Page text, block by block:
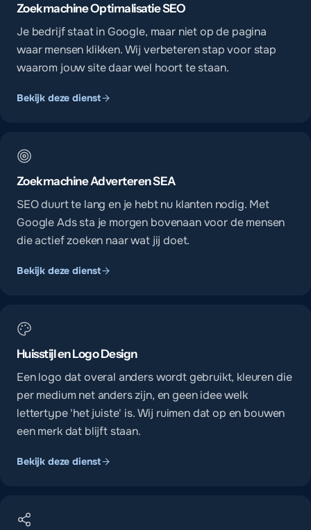
Zoekmachine Optimalisatie SEO
Je bedrijf staat in Google, maar niet op de pagina
waar mensen klikken. Wij verbeteren stap voor stap
waarom jouw site daar wel hoort te staan.
Bekijk deze dienst
Zoekmachine Adverteren SEA
SEO duurt te lang en je hebt nu klanten nodig. Met
Google Ads sta je morgen bovenaan voor de mensen
die actief zoeken naar wat jij doet.
Bekijk deze dienst
Huisstijl en Logo Design
Een logo dat overal anders wordt gebruikt, kleuren die
per medium net anders zijn, en geen idee welk
lettertype 'het juiste' is. Wij ruimen dat op en bouwen
een merk dat blijft staan.
Bekijk deze dienst